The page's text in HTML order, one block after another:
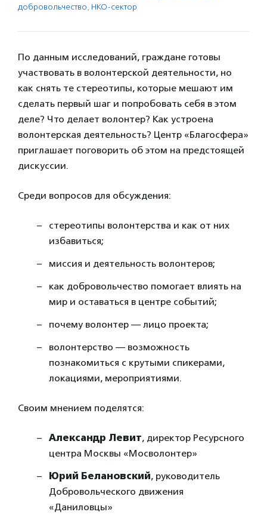
доброволь­чест­во, НКО-сектор
По данным исследований, граждане готовы
участвовать в волонтерской деятельности, но
как снять те стереотипы, которые мешают им
сделать первый шаг и попробовать себя в этом
деле? Что делает волонтер? Как устроена
волонтерская деятельность? Центр «Благосфера»
приглашает поговорить об этом на предстоящей
дискуссии.
Среди вопросов для обсуждения:
стереотипы волонтерства и как от них
избавиться;
миссия и деятельность волонтеров;
как добровольчество помогает влиять на
мир и оставаться в центре событий;
почему волонтер — лицо проекта;
волонтерство — возможность
познакомиться с крутыми спикерами,
локациями, мероприятиями.
Своим мнением поделятся:
Александр Левит, директор Ресурсного
центра Москвы «Мосволонтер»
Юрий Белановский, руководитель
Добровольческого движения
«Даниловцы»